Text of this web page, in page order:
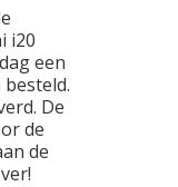
i20
een
De
de
de